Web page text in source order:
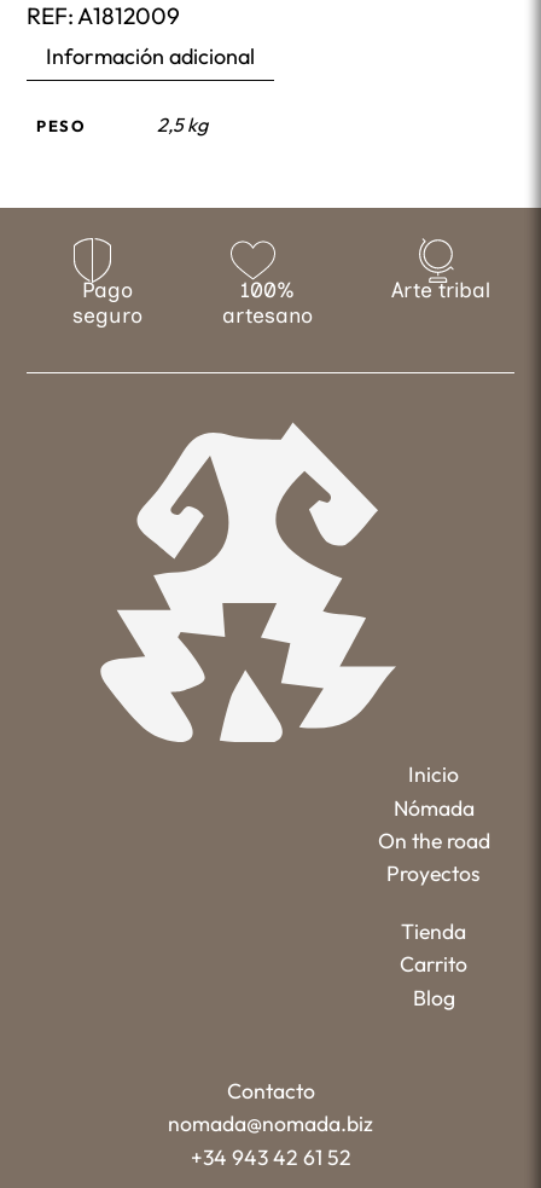
REF:A1812009
Información adicional
PESO 2,5 kg
Pago
seguro
100%
artesano
Arte tribal
Inicio
Nómada
On the road
Proyectos
Tienda
Carrito
Blog
Contacto
nomada@nomada.biz
+34 943 42 61 52